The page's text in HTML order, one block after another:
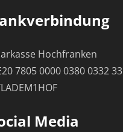
Hochfranken
7805 0000 0380 0332 33
Media